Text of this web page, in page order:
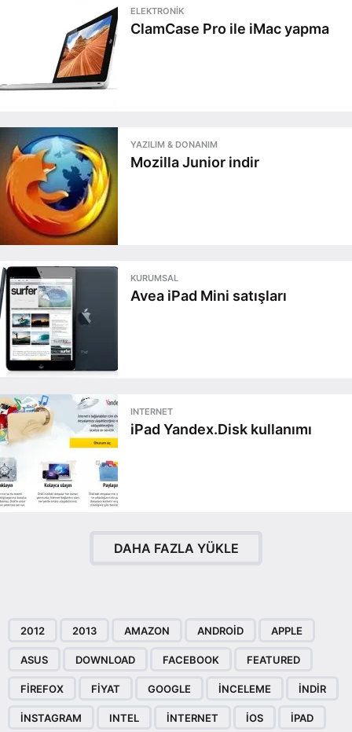
ELEKTRONIK
ClamCase Pro ile iMac yapma
YAZILIM & DONANIM
Mozilla Junior indir
KURUMSAL
Avea iPad Mini satışları
INTERNET
iPad Yandex.Disk kullanımı
DAHA FAZLA YÜKLE
2012 2013 AMAZON ANDROID APPLE
ASUS DOWNLOAD FACEBOOK FEATURED
FIREFOX FIYAT GOOGLE INCELEME INDIR
INSTAGRAM INTEL INTERNET IOS IPAD